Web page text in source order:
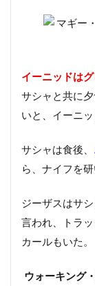
イーニッドは
サシャと共に
いと、イーニ
サシャは食後、
ら、ナイフを研
ジーザスはサ
言われ、トラ
カールもいた。
ウォーキング